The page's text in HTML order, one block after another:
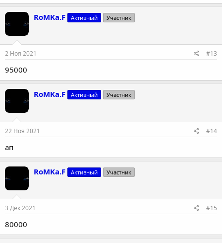
RoMKa.F Активный Участник
2 Ноя 2021 #13
95000
RoMKa.F Активный Участник
22 Ноя 2021 #14
ап
RoMKa.F Активный Участник
3 Дек 2021 #15
80000